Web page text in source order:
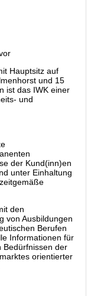
Hauptsitz auf
und 15
ist das IWK einer
und
der Kund(inn)en
unter Einhaltung
den
von Ausbildungen
Berufen
Informationen für
Bedürfnissen der
orientierter